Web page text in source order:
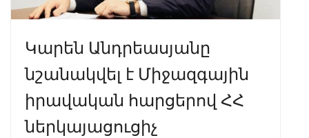
Կարեն Անդրեասյանը
նշանակվել է Միջազգային
իրավական հարցերով ՀՀ
ներկայացուցիչ